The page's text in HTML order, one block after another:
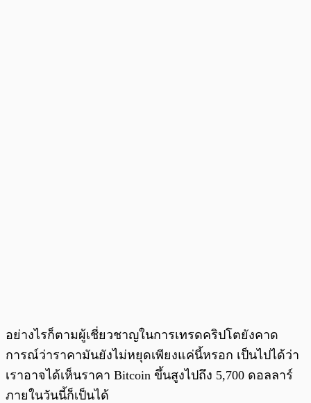
อย่างไรก็ตามผู้เชี่ยวชาญในการเทรดคริปโตยังคาด
การณ์ว่าราคามันยังไม่หยุดเพียงแค่นี้หรอก เป็นไปได้ว่า
เราอาจได้เห็นราคา Bitcoin ขึ้นสูงไปถึง 5,700 ดอลลาร์
ภายในวันนี้ก็เป็นได้